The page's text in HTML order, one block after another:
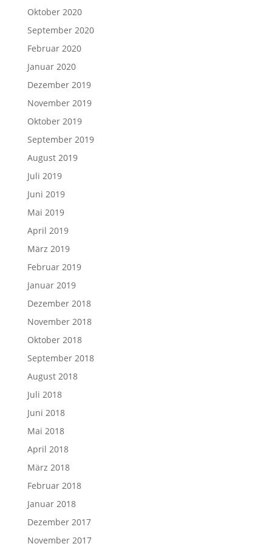
Oktober 2020
September 2020
Februar 2020
Januar 2020
Dezember 2019
November 2019
Oktober 2019
September 2019
August 2019
Juli 2019
Juni 2019
Mai 2019
April 2019
März 2019
Februar 2019
Januar 2019
Dezember 2018
November 2018
Oktober 2018
September 2018
August 2018
Juli 2018
Juni 2018
Mai 2018
April 2018
März 2018
Februar 2018
Januar 2018
Dezember 2017
November 2017